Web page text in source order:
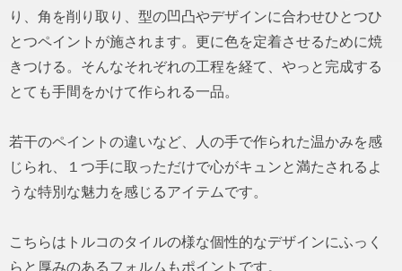
り、角を削り取り、型の凹凸やデザインに合わせひとつひ
とつペイントが施されます。更に色を定着させるために焼
きつける。そんなそれぞれの工程を経て、やっと完成する
とても手間をかけて作られる一品。
若干のペイントの違いなど、人の手で作られた温かみを感
じられ、１つ手に取っただけで心がキュンと満たされるよ
うな特別な魅力を感じるアイテムです。
こちらはトルコのタイルの様な個性的なデザインにふっく
らと厚みのあるフォルムもポイントです。